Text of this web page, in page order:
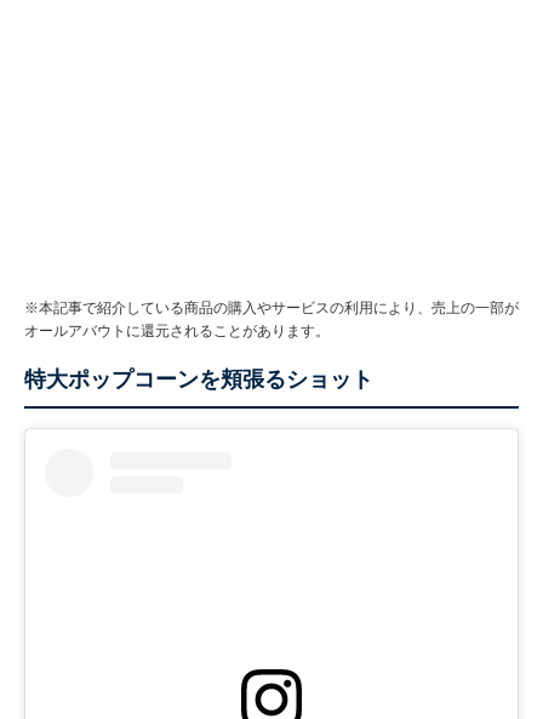
※本記事で紹介している商品の購入やサービスの利用により、売上の一部が
オールアバウトに還元されることがあります。
特大ポップコーンを頬張るショット